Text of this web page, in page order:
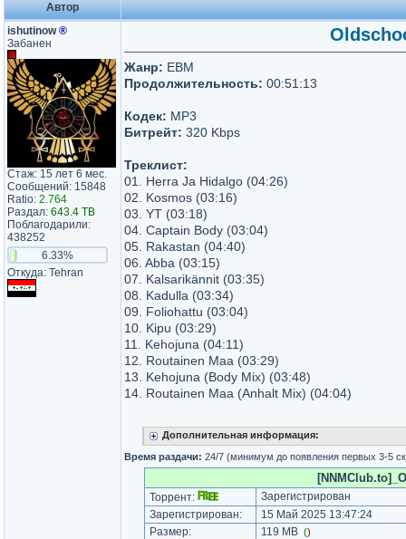
Автор
ishutinow®
Забанен
Стаж: 15 лет 6 мес.
Сообщений: 15848
Ratio: 2.764
Раздал: 643.4 TB
Поблагодарили:
438252
6.33%
Откуда: Tehran
Жанр: EBM
Продолжительность: 00:51:13
Кодек: MP3
Битрейт: 320 Kbps
Треклист:
01. Herra Ja Hidalgo (04:26)
02. Kosmos (03:16)
03. YT (03:18)
04. Captain Body (03:04)
05. Rakastan (04:40)
06. Abba (03:15)
07. Kalsarikännit (03:35)
08. Kadulla (03:34)
09. Foliohattu (03:04)
10. Kipu (03:29)
11. Kehojuna (04:11)
12. Routainen Maa (03:29)
13. Kehojuna (Body Mix) (03:48)
14. Routainen Maa (Anhalt Mix) (04:04)
Дополнительная информация:
Время раздачи: 24/7 (минимум до появления первых 3-5
Торрент:
Зарегистрирован
Зарегистрирован:
15 Май 2025 13:47:24
Размер:
119 MB ()